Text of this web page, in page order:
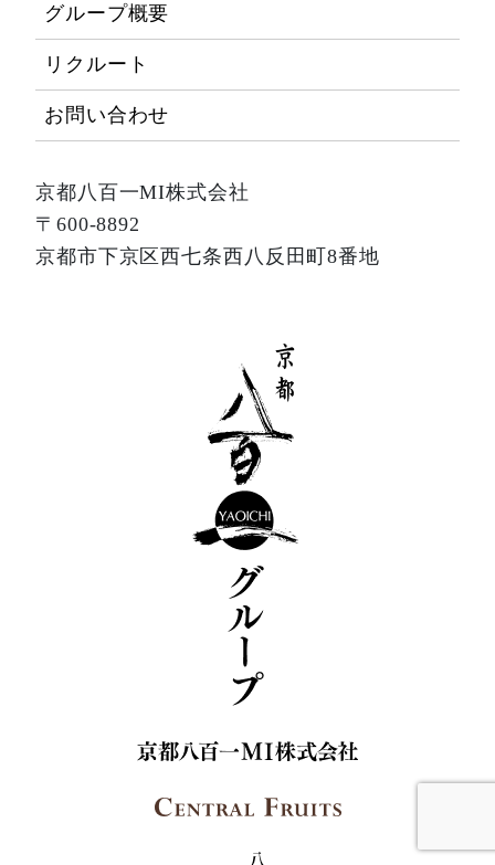
グループ概要
リクルート
お問い合わせ
京都八百一MI株式会社
〒600-8892
京都市下京区西七条西八反田町8番地